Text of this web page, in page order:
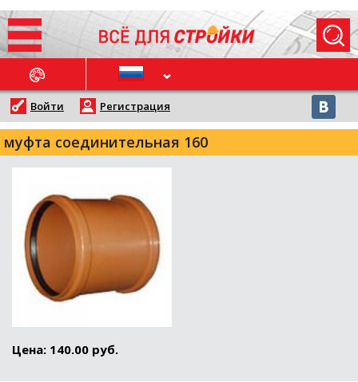
НОВОСТИ
Войти Регистрация
муфта соединительная 160
Цена: 140.00 руб.